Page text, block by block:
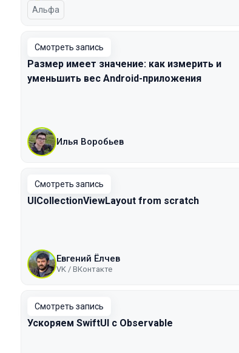
Альфа
Смотреть запись
Размер имеет значение: как измерить и
уменьшить вес Android-приложения
Илья Воробьев
Смотреть запись
UICollectionViewLayout from scratch
Евгений Ёлчев
VK / ВКонтакте
Смотреть запись
Ускоряем SwiftUI с Observable